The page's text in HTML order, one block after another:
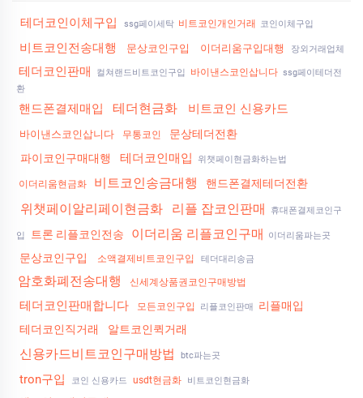
테더코인이체구입 ssg페이세탁 비트코인개인거래 코인이체구입
비트코인전송대행 문상코인구입 이더리움구입대행 장외거래업체
테더코인판매 컬쳐랜드비트코인구입 바이낸스코인삽니다 ssg페이테더전
환
핸드폰결제매입 테더현금화 비트코인 신용카드
바이낸스코인삽니다 무통코인
문상테더전환
파이코인구매대행
테더코인매입 위챗페이현금화하는법
이더리움현금화 비트코인송금대행 핸드폰결제테더전환
위챗페이알리페이현금화 리플 잡코인판매 휴대폰결제코인구
입 트론 리플코인전송 이더리움 리플코인구매 이더리움파는곳
문상코인구입 소액결제비트코인구입 테더대리송금
암호화폐전송대행 신세계상품권코인구매방법
테더코인판매합니다 모든코인구입 리플코인판매
리플매입
테더코인직거래
알트코인퀵거래
신용카드비트코인구매방법 btc파는곳
tron구입 코인 신용카드 usdt현금화 비트코인현금화